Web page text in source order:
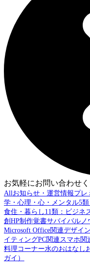
お気軽にお問い合わせく
Allお知らせ・運営情報プレ
学・心理・心・メンタル5
食住・暮らし 11類：ビジネ
創 HP制作覚書サバイバル ノ
Microsoft Office関連デザイ
イティングPC関連スマホ関
料理コーナー水のおはなし
ガイ）